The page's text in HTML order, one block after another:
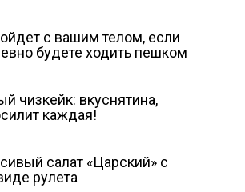
с вашим телом, если
будете ходить пешком
чизкейк: вкуснятина,
каждая!
салат «Царский» с
рулета